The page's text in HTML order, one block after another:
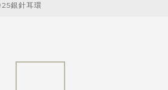
銀針耳環